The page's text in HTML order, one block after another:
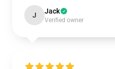
J Jack
Verified owner